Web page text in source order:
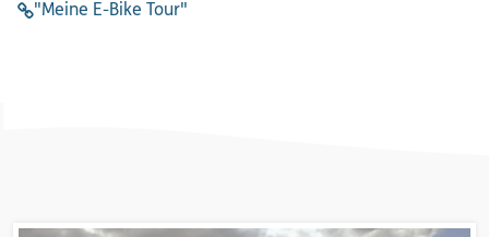
"Meine E-Bike Tour"